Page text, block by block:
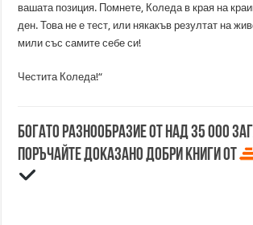
вашата позиция. Помнете, Коледа в края на
ден. Това не е тест, или някакъв резултат на
мили със самите себе си!
Честита Коледа!“
Богато разнообразие от над 35 000
Поръчайте доказано добри книги от